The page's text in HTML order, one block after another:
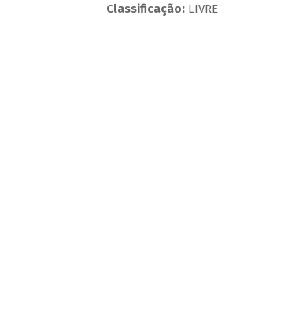
Classificação:LIVRE